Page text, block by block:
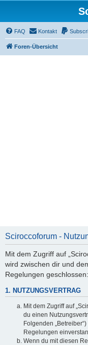
FAQ Kontakt
Foren-Übersicht
Sciroccoforum -
Mit dem Zugriff auf
wird zwischen dir und
Regelungen geschlossen:
1. NUTZUNGSVERTRAG
Mit dem Zugriff auf
du einen
Folgenden
Regelungen
Wenn du mit diesen